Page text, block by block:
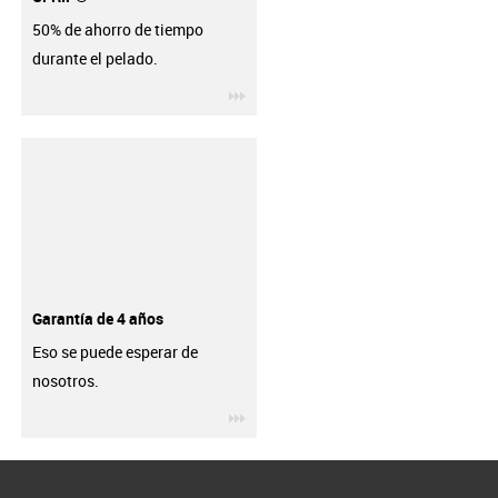
50% de ahorro de tiempo
durante el pelado.
Garantía de 4 años
Eso se puede esperar de
nosotros.